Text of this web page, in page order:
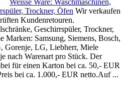
Weisse Ware: Waschmaschinen,
Trockner, Öfen Wir verkaufen
Kundenretouren.
Geschirrspüler, Trockner,
Marken: Samsung, Siemens, Bosch,
Gorenje, LG, Liebherr, Miele
nach Warenart pro Stück. Der
für einen Karton bei ca. 50,- EUR
bei ca. 1.000,- EUR netto.Auf ...